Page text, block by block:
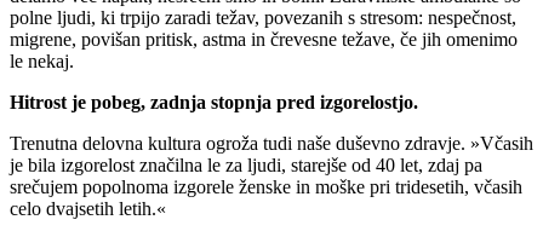
polne ljudi, ki trpijo zaradi težav, povezanih s stresom: nespečnost,
migrene, povišan pritisk, astma in črevesne težave, če jih omenimo
le nekaj.
Hitrost je pobeg, zadnja stopnja pred izgorelostjo.
Trenutna delovna kultura ogroža tudi naše duševno zdravje. »Včasih
je bila izgorelost značilna le za ljudi, starejše od 40 let, zdaj pa
srečujem popolnoma izgorele ženske in moške pri tridesetih, včasih
celo dvajsetih letih.«